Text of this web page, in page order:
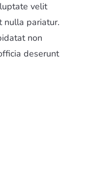
velit
nulla pariatur.
non
deserunt